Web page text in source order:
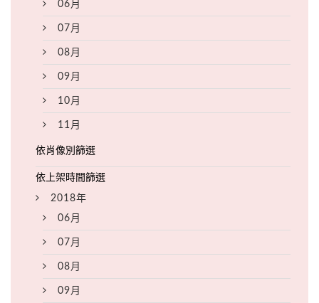
06月
07月
08月
09月
10月
11月
2018年
06月
07月
08月
09月